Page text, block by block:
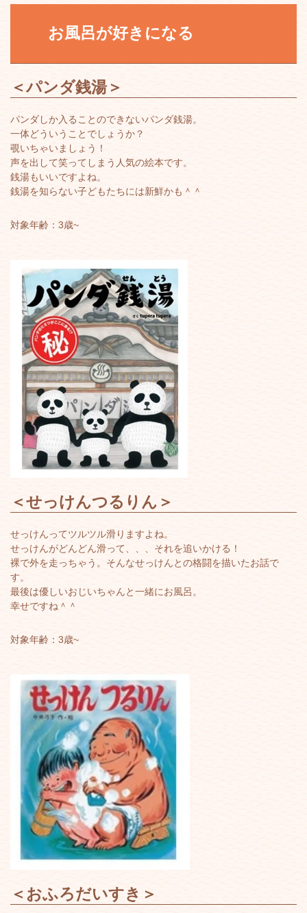
お風呂が好きになる
＜パンダ銭湯＞
パンダしか入ることのできないパンダ銭湯。
一体どういうことでしょうか？
覗いちゃいましょう！
声を出して笑ってしまう人気の絵本です。
銭湯もいいですよね。
銭湯を知らない子どもたちには新鮮かも＾＾
対象年齢：3歳~
＜せっけんつるりん ＞
せっけんってツルツル滑りますよね。
せっけんがどんどん滑って、、、それを追いかける！
裸で外を走っちゃう。そんなせっけんとの格闘を描いたお話で
す。
最後は優しいおじいちゃんと一緒にお風呂。
幸せですね＾＾
対象年齢：3歳~
＜ おふろだいすき ＞